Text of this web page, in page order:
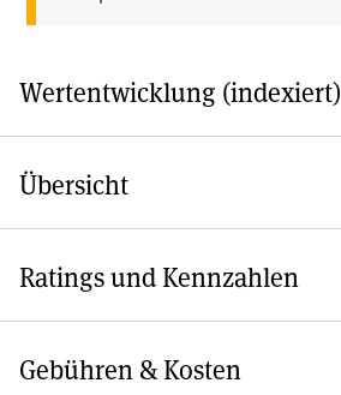
Wertentwicklung (indexiert)
Übersicht
Anlageregion
Ratings und Kennzahlen
Gebühren & Kosten